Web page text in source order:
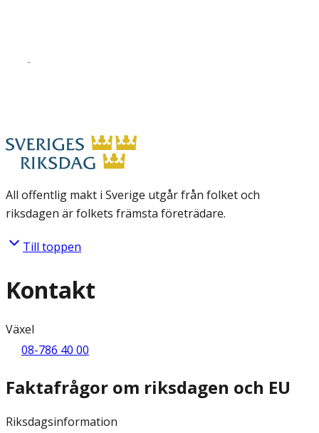
All offentlig makt i Sverige utgår från folket och
riksdagen är folkets främsta företrädare.
Till toppen
Kontakt
Växel
08-786 40 00
Faktafrågor om riksdagen och EU
Riksdagsinformation